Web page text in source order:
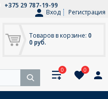
+375 29 787-19-99
Вход
Регистрация
Товаров в корзине: 0
0 руб.
0 0